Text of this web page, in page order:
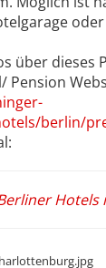
über dieses
Pension
berlin/
Hotels